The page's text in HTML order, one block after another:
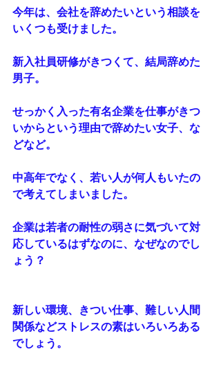
今年は、会社を辞めたいという相談を
いくつも受けました。
新入社員研修がきつくて、結局辞めた
男子。
せっかく入った有名企業を仕事がきつ
いからという理由で辞めたい女子、な
どなど。
中高年でなく、若い人が何人もいたの
で考えてしまいました。
企業は若者の耐性の弱さに気づいて対
応しているはずなのに、なぜなのでし
ょう？
新しい環境、きつい仕事、難しい人間
関係などストレスの素はいろいろある
でしょう。